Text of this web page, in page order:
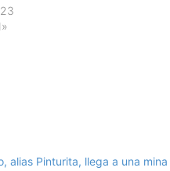
alias Pinturita, llega a una